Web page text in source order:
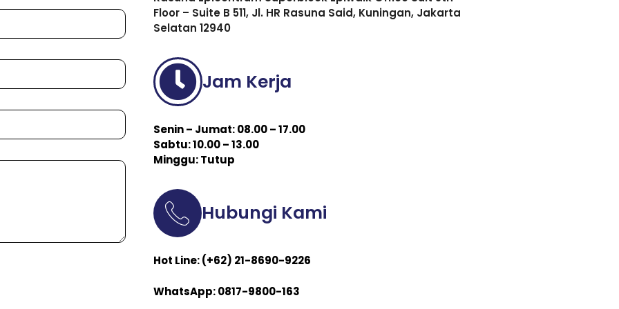
Floor – Suite B 511, Jl. HR Rasuna Said, Kuningan, Jakarta
Selatan 12940
Jam Kerja
Senin – Jumat: 08.00 – 17.00
Sabtu: 10.00 – 13.00
Minggu: Tutup
Hubungi Kami
Hot Line: (+62) 21-8690-9226
WhatsApp: 0817-9800-163